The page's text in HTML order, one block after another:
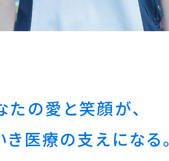
たの愛と笑顔が、
き医療の支えになる。